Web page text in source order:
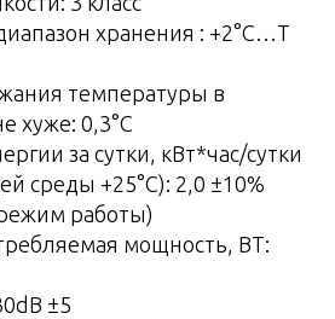
хранения : +2°С…T
температуры в
хуже: 0,3°С
за сутки, кВт*час/сутки
среды +25°С): 2,0 ±10%
работы)
мощность, ВТ:
±5